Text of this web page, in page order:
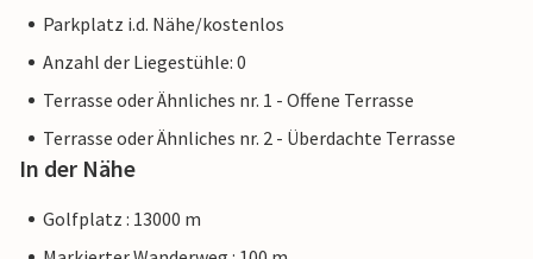
Parkplatz i.d. Nähe/kostenlos
Anzahl der Liegestühle: 0
Terrasse oder Ähnliches nr. 1 - Offene Terrasse
Terrasse oder Ähnliches nr. 2 - Überdachte Terrasse
In der Nähe
Golfplatz : 13000 m